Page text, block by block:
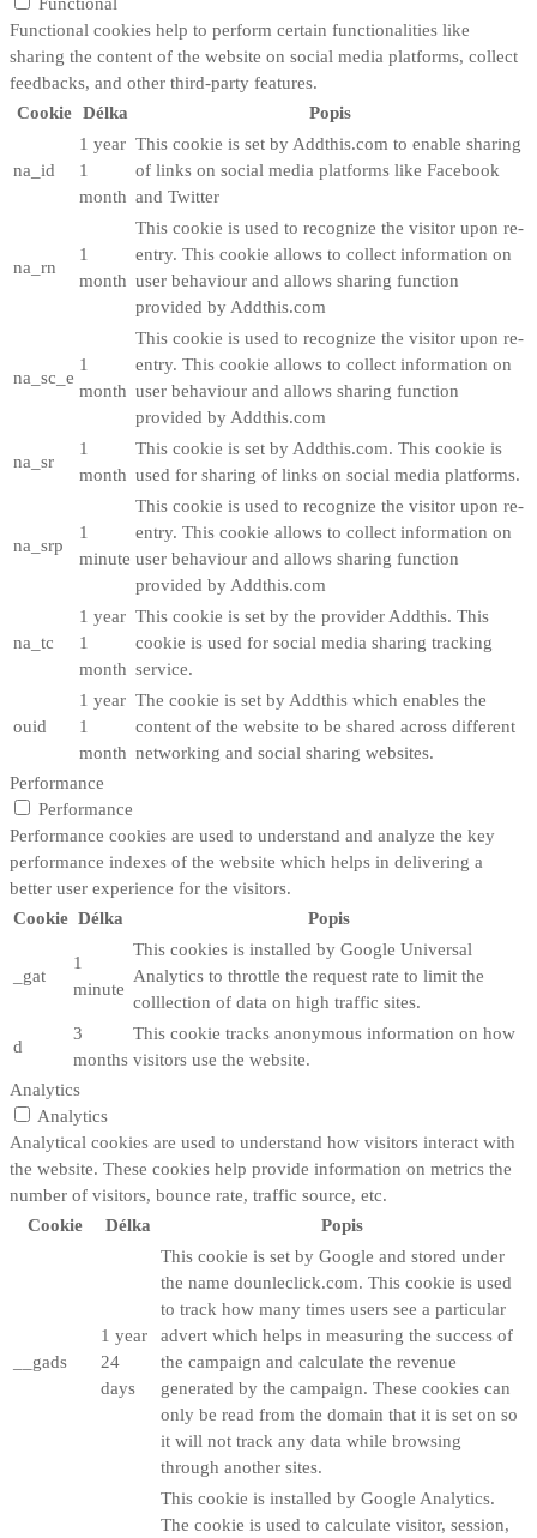
Functional cookies help to perform certain functionalities like
sharing the content of the website on social media platforms, collect
feedbacks, and other third-party features.
Cookie Délka Popis
na_id
1 year
1
month
This cookie is set by Addthis.com to enable sharing
of links on social media platforms like Facebook
and Twitter
na_rn
1
month
This cookie is used to recognize the visitor upon re-
entry. This cookie allows to collect information on
user behaviour and allows sharing function
provided by Addthis.com
na_sc_e
1
month
This cookie is used to recognize the visitor upon re-
entry. This cookie allows to collect information on
user behaviour and allows sharing function
provided by Addthis.com
na_sr
1
month
This cookie is set by Addthis.com. This cookie is
used for sharing of links on social media platforms.
na_srp
1
minute
This cookie is used to recognize the visitor upon re-
entry. This cookie allows to collect information on
user behaviour and allows sharing function
provided by Addthis.com
na_tc
1 year
1
month
This cookie is set by the provider Addthis. This
cookie is used for social media sharing tracking
service.
ouid
1 year
1
month
The cookie is set by Addthis which enables the
content of the website to be shared across different
networking and social sharing websites.
Performance
Performance
Performance cookies are used to understand and analyze the key
performance indexes of the website which helps in delivering a
better user experience for the visitors.
Cookie Délka Popis
_gat
1
minute
This cookies is installed by Google Universal
Analytics to throttle the request rate to limit the
colllection of data on high traffic sites.
d
3
months
This cookie tracks anonymous information on how
visitors use the website.
Analytics
Analytics
Analytical cookies are used to understand how visitors interact with
the website. These cookies help provide information on metrics the
number of visitors, bounce rate, traffic source, etc.
Cookie
Délka Popis
__gads
1 year
24
days
This cookie is set by Google and stored under
the name dounleclick.com. This cookie is used
to track how many times users see a particular
advert which helps in measuring the success of
the campaign and calculate the revenue
generated by the campaign. These cookies can
only be read from the domain that it is set on so
it will not track any data while browsing
through another sites.
This cookie is installed by Google Analytics.
The cookie is used to calculate visitor, session,